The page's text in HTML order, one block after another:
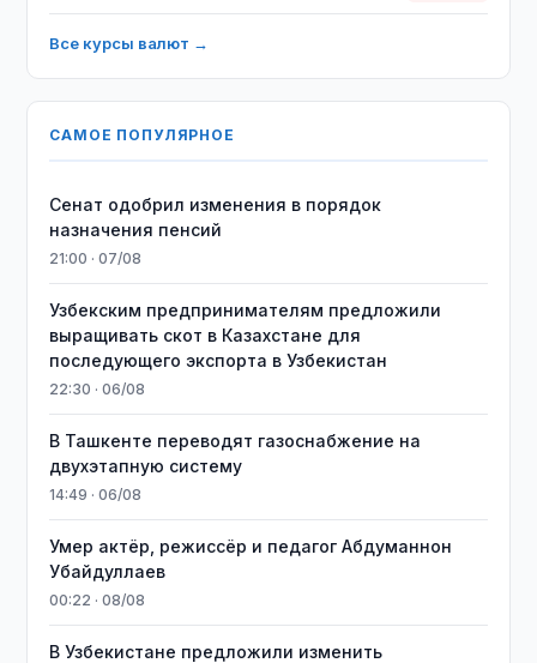
Все курсы валют →
САМОЕ ПОПУЛЯРНОЕ
Сенат одобрил изменения в порядок
назначения пенсий
21:00 · 07/08
Узбекским предпринимателям предложили
выращивать скот в Казахстане для
последующего экспорта в Узбекистан
22:30 · 06/08
В Ташкенте переводят газоснабжение на
двухэтапную систему
14:49 · 06/08
Умер актёр, режиссёр и педагог Абдуманнон
Убайдуллаев
00:22 · 08/08
В Узбекистане предложили изменить